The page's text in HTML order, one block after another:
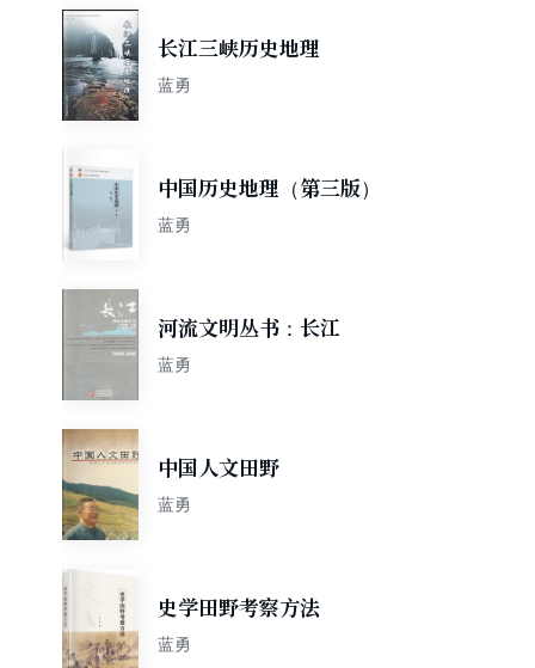
长江三峡历史地理
蓝勇
中国历史地理（第三版）
蓝勇
河流文明丛书：长江
蓝勇
中国人文田野
蓝勇
史学田野考察方法
蓝勇